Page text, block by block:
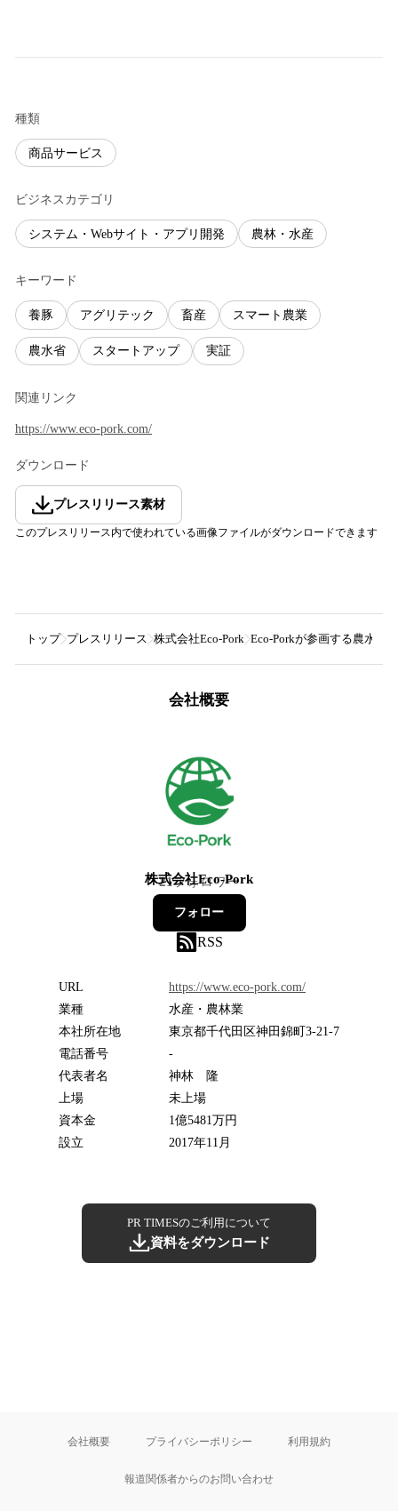
種類
商品サービス
ビジネスカテゴリ
システム・Webサイト・アプリ開発 農林・水産
キーワード
養豚 アグリテック 畜産 スマート農業
農水省 スタートアップ 実証
関連リンク
https://www.eco-pork.com/
ダウンロード
プレスリリース素材
このプレスリリース内で使われている画像ファイルがダウンロードできます
トップ プレスリリース 株式会社Eco-Pork Eco-Porkが参画する農水省
会社概要
株式会社Eco-Pork
21フォロワー
フォロー
RSS
URL
https://www.eco-pork.com/
業種
水産・農林業
本社所在地
東京都千代田区神田錦町3-21-7
電話番号
-
代表者名
神林 隆
上場
未上場
資本金
1億5481万円
設立
2017年11月
PR TIMESのご利用について
資料をダウンロード
会社概要 プライバシーポリシー 利用規約
報道関係者からのお問い合わせ